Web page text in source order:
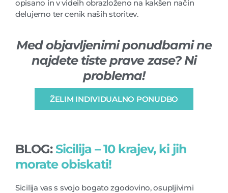
opisano in v videih obrazloženo na kakšen način
delujemo ter cenik naših storitev.
Med objavljenimi ponudbami ne
najdete tiste prave zase? Ni
problema!
ŽELIM INDIVIDUALNO PONUDBO
BLOG: Sicilija – 10 krajev, ki jih
morate obiskati!
Sicilija vas s svojo bogato zgodovino, osupljivimi